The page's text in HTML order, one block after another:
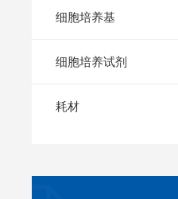
细胞培养基
细胞培养试剂
耗材